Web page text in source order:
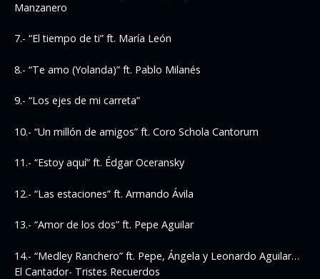
Manzanero
7.- “El tiempo de ti” ft. María León
8.- “Te amo (Yolanda)” ft. Pablo Milanés
9.- “Los ejes de mi carreta”
10.- “Un millón de amigos” ft. Coro Schola Cantorum
11.- “Estoy aquí” ft. Édgar Oceransky
12.- “Las estaciones” ft. Armando Ávila
13.- “Amor de los dos” ft. Pepe Aguilar
14.- “Medley Ranchero” ft. Pepe, Ángela y Leonardo Aguilar…
El Cantador- Tristes Recuerdos